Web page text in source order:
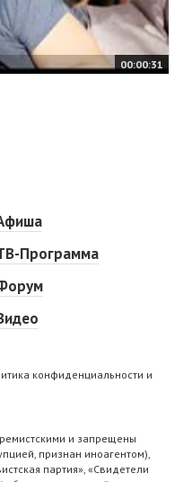
00:00:31
Программа
конфиденциальности и
и запрещены
признан иноагентом),
партия», «Свидетели